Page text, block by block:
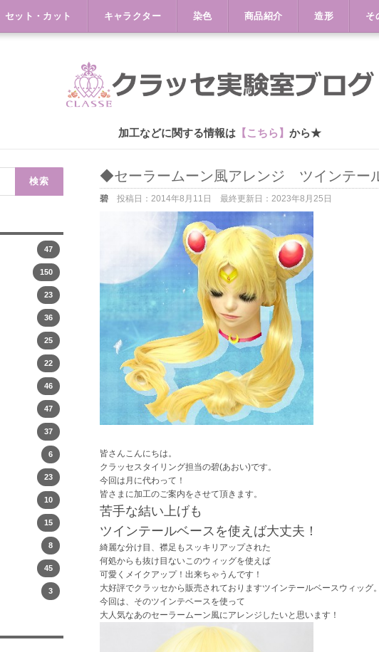
セット・カット キャラクター 染色 商品紹介 造形 そ
加工などに関する情報は【こちら】 から★
◆セーラームーン風アレンジ ツインテ
碧 投稿日：2014年8月11日 最終更新日：2023年8月25日
皆さんこんにちは。
クラッセスタイリング担当の碧(あおい)です。
今回は月に代わって！
皆さまに加工のご案内をさせて頂きます。
苦手な結い上げも
ツインテールベースを使えば大丈夫！
綺麗な分け目、襟足もスッキリアップされた
何処からも抜け目ないこのウィッグを使えば
可愛くメイクアップ！出来ちゃうんです！
大好評でクラッセから販売されておりますツインテールベースウィッグ
今回は、そのツインテベースを使って
大人気なあのセーラームーン風にアレンジしたいと思います！
47
150
23
36
25
22
46
47
37
6
23
10
15
8
45
3